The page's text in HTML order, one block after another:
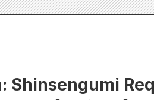
Shinsengumi